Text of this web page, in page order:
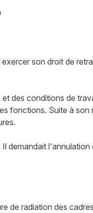
son droit de
des conditions de
fonctions. Suite à son
demandait l'annulation
de radiation des